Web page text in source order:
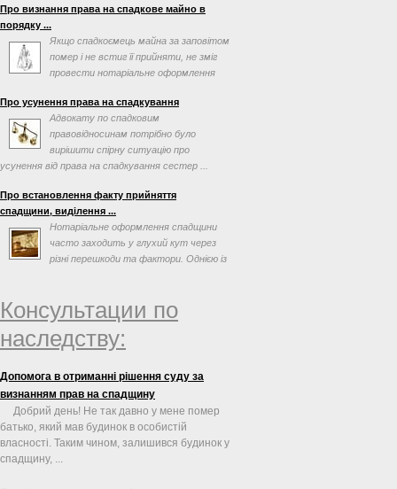
Про визнання права на спадкове майно в
порядку ...
Якщо спадкоємець майна за заповітом
помер і не встиг її прийняти, не зміг
провести нотаріальне оформлення
Про усунення права на спадкування
Адвокату по спадковим
правовідносинам потрібно було
вирішити спірну ситуацію про
усунення від права на спадкування сестер ...
Про встановлення факту прийняття
спадщини, виділення ...
Нотаріальне оформлення спадщини
часто заходить у глухий кут через
різні перешкоди та фактори. Однією із
Консультации по
наследству:
Допомога в отриманні рішення суду за
визнанням прав на спадщину
Добрий день! Не так давно у мене помер
батько, який мав будинок в особистій
власності. Таким чином, залишився будинок у
спадщину, ...